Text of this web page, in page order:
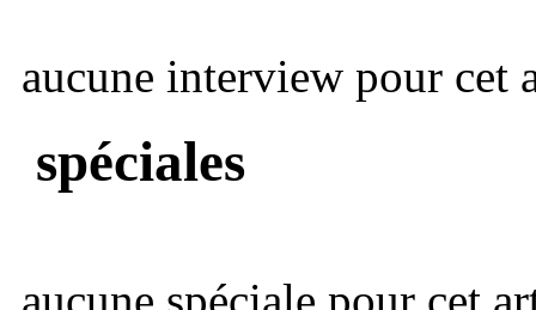
aucune interview pour cet
spéciales